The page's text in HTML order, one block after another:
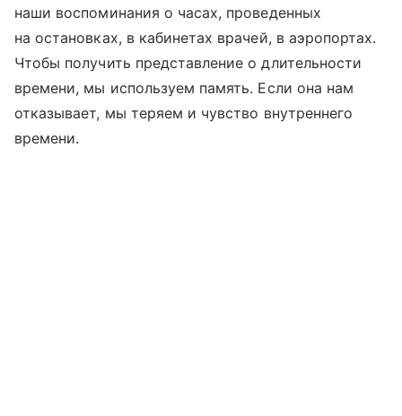
наши воспоминания о часах, проведенных
на остановках, в кабинетах врачей, в аэропортах.
Чтобы получить представление о длительности
времени, мы используем память. Если она нам
отказывает, мы теряем и чувство внутреннего
времени.